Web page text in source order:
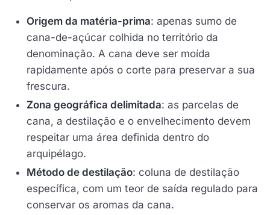
Origem da matéria-prima: apenas sumo de
cana-de-açúcar colhida no território da
denominação. A cana deve ser moída
rapidamente após o corte para preservar a sua
frescura.
Zona geográfica delimitada: as parcelas de
cana, a destilação e o envelhecimento devem
respeitar uma área definida dentro do
arquipélago.
Método de destilação: coluna de destilação
específica, com um teor de saída regulado para
conservar os aromas da cana.